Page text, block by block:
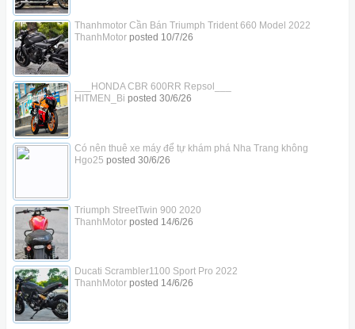
Thanhmotor Cần Bán Triumph Trident 660 Model 2022
ThanhMotorposted 10/7/26
___HONDA CBR 600RR Repsol___
HITMEN_Bi posted 30/6/26
Có nên thuê xe máy để tự khám phá Nha Trang không
Hgo25 posted 30/6/26
Triumph StreetTwin 900 2020
ThanhMotorposted 14/6/26
Ducati Scrambler1100 Sport Pro 2022
ThanhMotorposted 14/6/26